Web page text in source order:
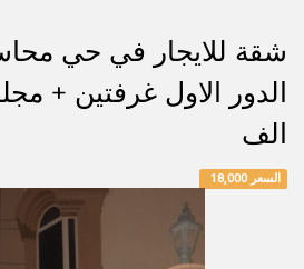
شقة للايجار في حي
الف
السعر 18,000